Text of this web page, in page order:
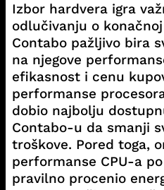
Izbor hardvera igra
odlučivanju o
Contabo pažljivo bira
na njegove
efikasnost i cenu
performanse
dobio najbolju
Contabo-u da smanji
troškove. Pored toga,
performanse CPU-a
pravilno procenio